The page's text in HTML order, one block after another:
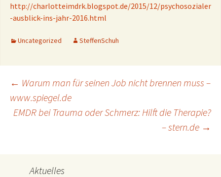
http://charlotteimdrk.blogspot.de/2015/12/psychosozialer
-ausblick-ins-jahr-2016.html
Uncategorized SteffenSchuh
Beitragsnavigation
← Warum man für seinen Job nicht brennen muss –
www.spiegel.de
EMDR bei Trauma oder Schmerz: Hilft die Therapie?
– stern.de →
Aktuelles